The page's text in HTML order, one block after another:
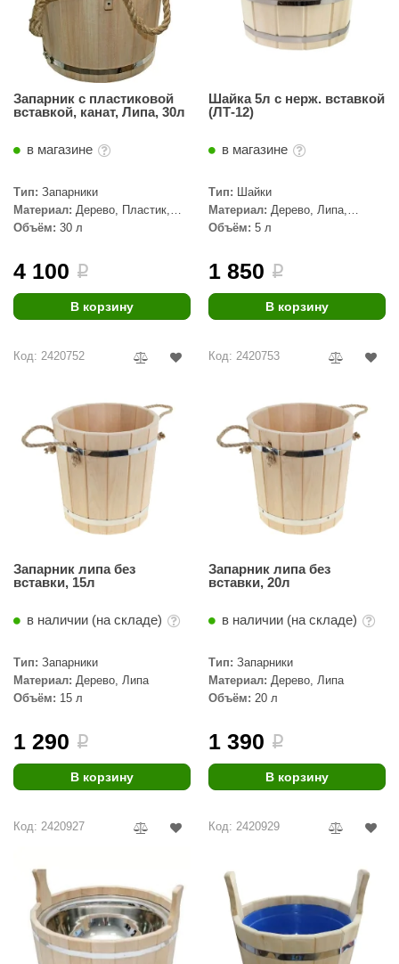
камень
камень
ecology
Design
2000
Snow
Запарник с пластиковой
вставкой, канат, Липа, 30л
в магазине
Тип: Запарники
Материал: Дерево, Пластик,
Липа
Объём: 30 л
4 100 i
В корзину
Шайка 5л с нерж. вставкой
(ЛТ-12)
в магазине
Тип: Шайки
Материал: Дерево, Липа,
Нержавеющая сталь
Объём: 5 л
1 850 i
В корзину
Код: 2420752
Запарник липа без
вставки, 15л
в наличии (на складе)
Тип: Запарники
Материал: Дерево, Липа
Объём: 15 л
1 290 i
В корзину
Код: 2420753
Запарник липа без
вставки, 20л
в наличии (на складе)
Тип: Запарники
Материал: Дерево, Липа
Объём: 20 л
1 390 i
В корзину
Код: 2420927 Код: 2420929